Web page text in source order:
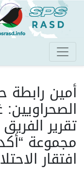
أمين رابطة
تقرير
مجموعة
افتقار